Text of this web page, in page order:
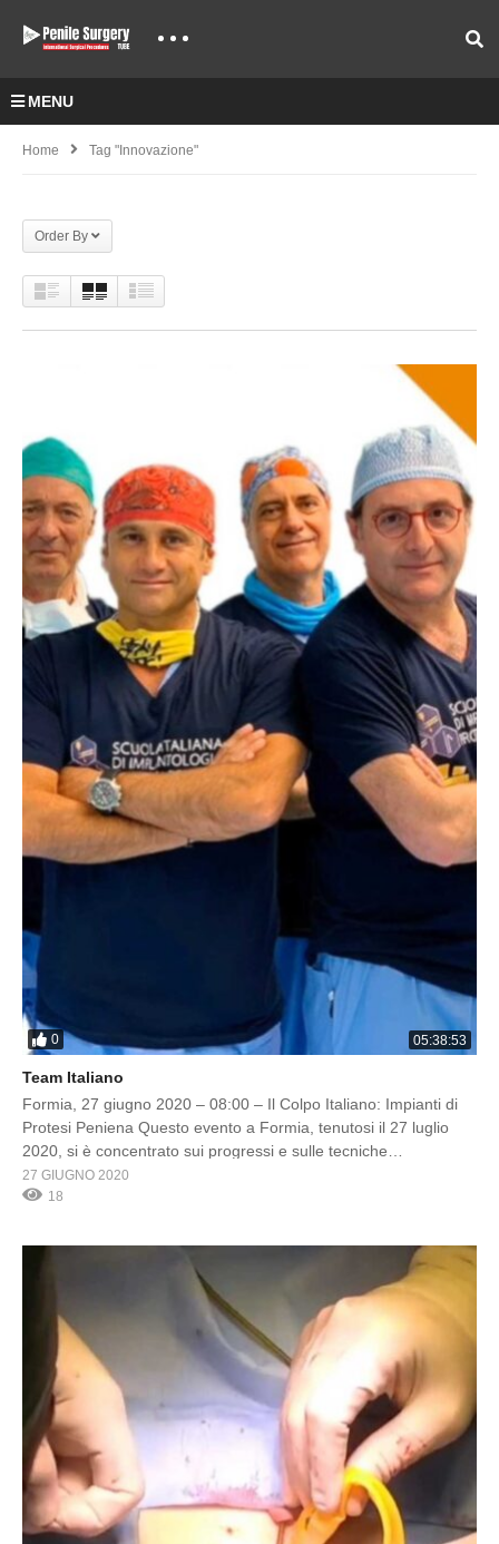
MENU
Home Tag "innovazione"
Order By
0 05:38:53
Team Italiano
Formia, 27 giugno 2020 – 08:00 – Il Colpo Italiano: Impianti di
Protesi Peniena Questo evento a Formia, tenutosi il 27 luglio
2020, si è concentrato sui progressi e sulle tecniche
specializzate negli impianti di protesi peniena. Il titolo, “Il team
Italiano,” evidenzia con ironia l’esperienza italiana nelle soluzioni
27 GIUGNO 2020
18